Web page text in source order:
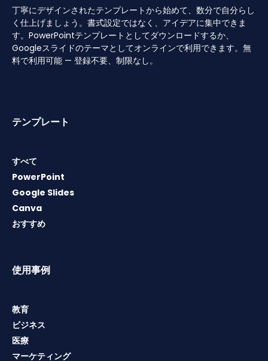
丁寧にデザインされたテンプレートから始めて、数分で自分らし
く仕上げましょう。書式設定ではなく、アイデアに集中できま
す。PowerPointテンプレートとしてダウンロードするか、
Googleスライドのテーマとしてオンラインで利用できます。無
料で利用可能 — 登録不要、制限なし。
テンプレート
すべて
PowerPoint
Google Slides
Canva
おすすめ
使用事例
教育
ビジネス
医療
マーケティング